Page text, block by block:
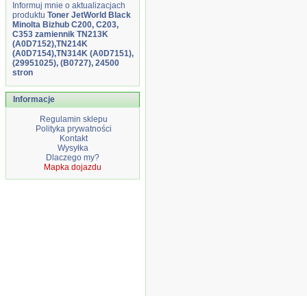
Informuj mnie o aktualizacjach
produktu Toner JetWorld Black
Minolta Bizhub C200, C203,
C353 zamiennik TN213K
(A0D7152),TN214K
(A0D7154),TN314K (A0D7151),
(29951025), (B0727), 24500
stron
Informacje
Regulamin sklepu
Polityka prywatności
Kontakt
Wysyłka
Dlaczego my?
Mapka dojazdu